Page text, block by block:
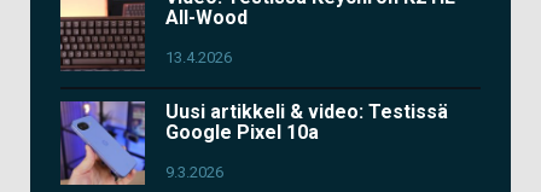
All-Wood
13.4.2026
Uusi artikkeli & video: Testissä
Google Pixel 10a
9.3.2026